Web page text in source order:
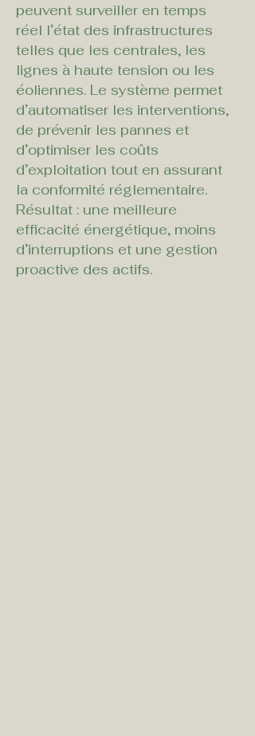
peuvent surveiller en temps
réel l’état des infrastructures
telles que les centrales, les
lignes à haute tension ou les
éoliennes. Le système permet
d’automatiser les interventions,
de prévenir les pannes et
d’optimiser les coûts
d’exploitation tout en assurant
la conformité réglementaire.
Résultat : une meilleure
efficacité énergétique, moins
d’interruptions et une gestion
proactive des actifs.